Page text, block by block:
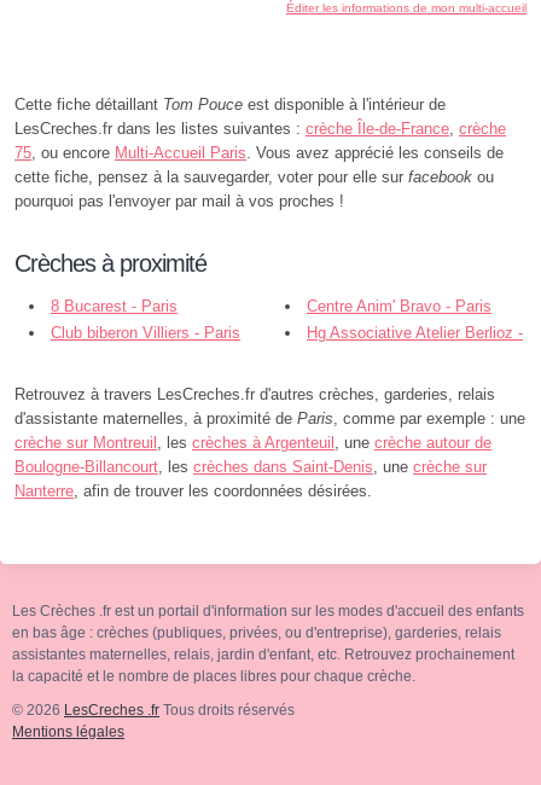
Éditer les informations de mon multi-accueil
Cette fiche détaillant Tom Pouce est disponible à l'intérieur de
LesCreches.fr dans les listes suivantes : crèche Île-de-France, crèche
75, ou encore Multi-Accueil Paris. Vous avez apprécié les conseils de
cette fiche, pensez à la sauvegarder, voter pour elle sur facebook ou
pourquoi pas l'envoyer par mail à vos proches !
Crèches à proximité
8 Bucarest - Paris
Centre Anim' Bravo - Paris
Club biberon Villiers - Paris
Hg Associative Atelier Berlioz -
Retrouvez à travers LesCreches.fr d'autres crèches, garderies, relais
d'assistante maternelles, à proximité de Paris, comme par exemple : une
crèche sur Montreuil , les crèches à Argenteuil , une crèche autour de
Boulogne-Billancourt, les crèches dans Saint-Denis, une crèche sur
Nanterre, afin de trouver les coordonnées désirées.
Les Crèches .fr est un portail d'information sur les modes d'accueil des enfants
en bas âge : crèches (publiques, privées, ou d'entreprise), garderies, relais
assistantes maternelles, relais, jardin d'enfant, etc. Retrouvez prochainement
la capacité et le nombre de places libres pour chaque crèche.
© 2026 LesCreches .fr Tous droits réservés
Mentions légales